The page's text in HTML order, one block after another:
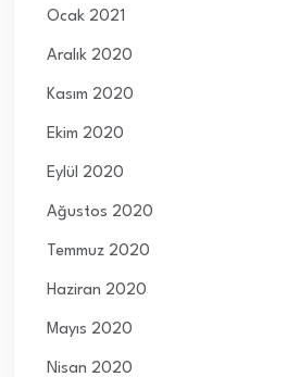
Ocak 2021
Aralık 2020
Kasım 2020
Ekim 2020
Eylül 2020
Ağustos 2020
Temmuz 2020
Haziran 2020
Mayıs 2020
Nisan 2020